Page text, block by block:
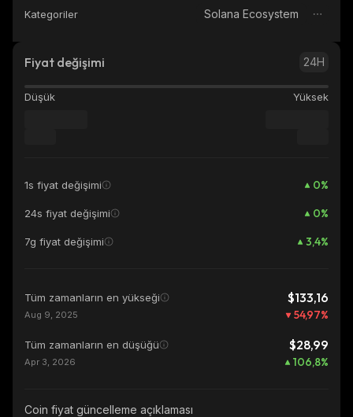
Kategoriler Solana Ecosystem
Fiyat değişimi 24H
Düşük Yüksek
1s fiyat değişimi 0%
24s fiyat değişimi 0%
7g fiyat değişimi 3,4%
Tüm zamanların en yükseği $133,16
Aug 9, 2025 54,97%
Tüm zamanların en düşüğü $28,99
Apr 3, 2026 106,8%
Coin fiyat güncelleme açıklaması